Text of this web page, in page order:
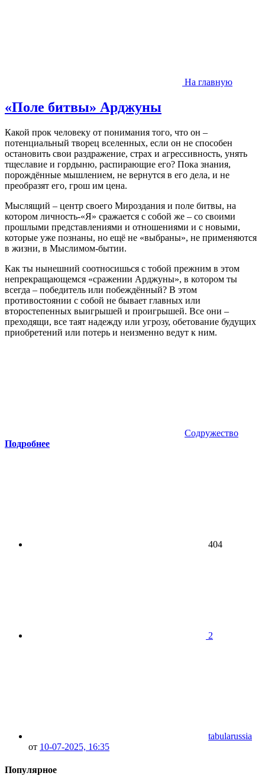
На главную
«Поле битвы» Арджуны
Какой прок человеку от понимания того, что он –
потенциальный творец вселенных, если он не способен
остановить свои раздражение, страх и агрессивность, унять
тщеславие и гордыню, распирающие его? Пока знания,
порождённые мышлением, не вернутся в его дела, и не
преобразят его, грош им цена.
Мыслящий – центр своего Мироздания и поле битвы, на
котором личность-«Я» сражается с собой же – со своими
прошлыми представлениями и отношениями и с новыми,
которые уже познаны, но ещё не «выбраны», не применяются
в жизни, в Мыслимом-бытии.
Как ты нынешний соотносишься с тобой прежним в этом
непрекращающемся «сражении Арджуны», в котором ты
всегда – победитель или побеждённый? В этом
противостоянии с собой не бывает главных или
второстепенных выигрышей и проигрышей. Все они –
преходящи, все таят надежду или угрозу, обетование будущих
приобретений или потерь и неизменно ведут к ним.
Содружество
Подробнее
404
2
tabularussia
от 10-07-2025, 16:35
Популярное